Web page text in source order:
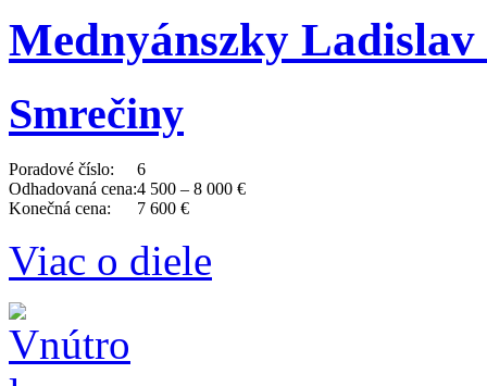
Mednyánszky Ladislav
Smrečiny
Poradové číslo:
6
Odhadovaná cena:4 500 – 8 000 €
Konečná cena:
7 600 €
Viac o diele